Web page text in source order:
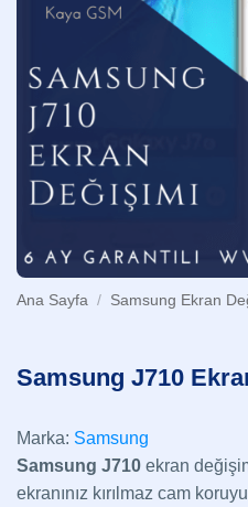
Ana Sayfa / Samsung Ekran
Samsung J710
Marka: Samsung
Samsung J710 ekran
ekranınız kırılmaz cam